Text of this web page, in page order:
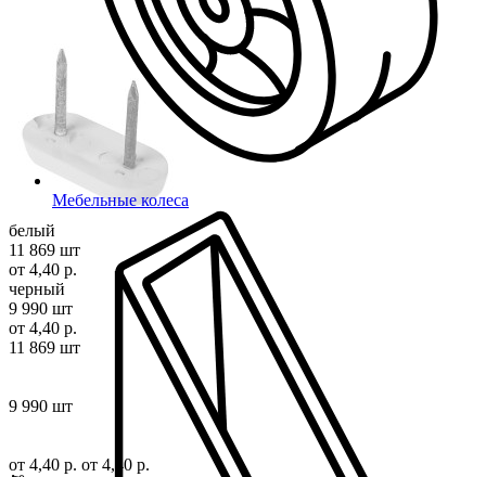
Мебельные колеса
белый
11 869 шт
от 4,40 р.
черный
9 990 шт
от 4,40 р.
11 869 шт
9 990 шт
от 4,40 р. от 4,40 р.